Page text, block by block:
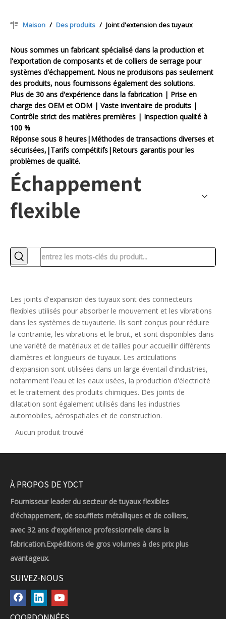
Maison / Des produits / Joint d'extension des tuyaux
Nous sommes un fabricant spécialisé dans la production et
l'exportation de composants et de colliers de serrage pour
systèmes d'échappement. Nous ne produisons pas seulement
des produits, nous fournissons également des solutions.
Plus de 30 ans d'expérience dans la fabrication | Prise en
charge des OEM et ODM | Vaste inventaire de produits |
Contrôle strict des matières premières | Inspection qualité à
100 %
Réponse sous 8 heures|Méthodes de transactions diverses et
sécurisées,|Tarifs compétitifs|Retours garantis pour les
problèmes de qualité.
Échappement
flexible
Les joints d'expansion des tuyaux sont des connecteurs
flexibles utilisés pour absorber le mouvement et les vibrations
dans les systèmes de tuyauterie. Ils sont conçus pour réduire
la contrainte, les vibrations et le bruit, et sont disponibles dans
une variété de matériaux et de tailles pour accueillir différents
diamètres et longueurs de tuyaux. Les articulations
d'expansion sont utilisées dans un large éventail d'industries,
notamment l'eau et les eaux usées, la production d'électricité
et le traitement des produits chimiques. Des joints de
dilatation sont également utilisés dans les industries
automobiles, aérospatiales et de construction.
Aucun produit trouvé
À PROPOS DE YDCT
Fournisseur leader du secteur de tuyaux flexibles
d'échappement, de soufflets métalliques et de colliers,
avec 32 ans d'expérience professionnelle dans la
fabrication.Expéditions de gros volumes à des prix plus
avantageux.
SUIVEZ-NOUS